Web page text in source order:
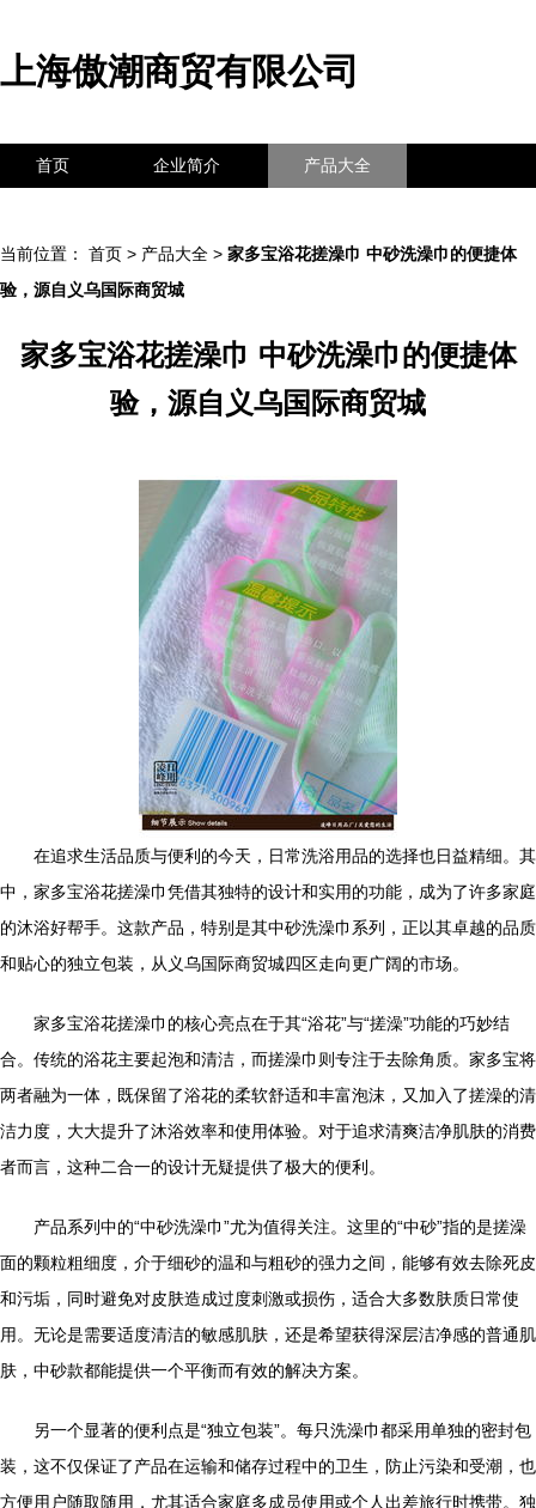
上海傲潮商贸有限公司
首页 企业简介 产品大全
当前位置： 首页 > 产品大全 > 家多宝浴花搓澡巾 中砂洗澡巾的便捷体
验，源自义乌国际商贸城
家多宝浴花搓澡巾 中砂洗澡巾的便捷体
验，源自义乌国际商贸城
在追求生活品质与便利的今天，日常洗浴用品的选择也日益精细。其
中，家多宝浴花搓澡巾凭借其独特的设计和实用的功能，成为了许多家庭
的沐浴好帮手。这款产品，特别是其中砂洗澡巾系列，正以其卓越的品质
和贴心的独立包装，从义乌国际商贸城四区走向更广阔的市场。
家多宝浴花搓澡巾的核心亮点在于其“浴花”与“搓澡”功能的巧妙结
合。传统的浴花主要起泡和清洁，而搓澡巾则专注于去除角质。家多宝将
两者融为一体，既保留了浴花的柔软舒适和丰富泡沫，又加入了搓澡的清
洁力度，大大提升了沐浴效率和使用体验。对于追求清爽洁净肌肤的消费
者而言，这种二合一的设计无疑提供了极大的便利。
产品系列中的“中砂洗澡巾”尤为值得关注。这里的“中砂”指的是搓澡
面的颗粒粗细度，介于细砂的温和与粗砂的强力之间，能够有效去除死皮
和污垢，同时避免对皮肤造成过度刺激或损伤，适合大多数肤质日常使
用。无论是需要适度清洁的敏感肌肤，还是希望获得深层洁净感的普通肌
肤，中砂款都能提供一个平衡而有效的解决方案。
另一个显著的便利点是“独立包装”。每只洗澡巾都采用单独的密封包
装，这不仅保证了产品在运输和储存过程中的卫生，防止污染和受潮，也
方便用户随取随用，尤其适合家庭多成员使用或个人出差旅行时携带。独